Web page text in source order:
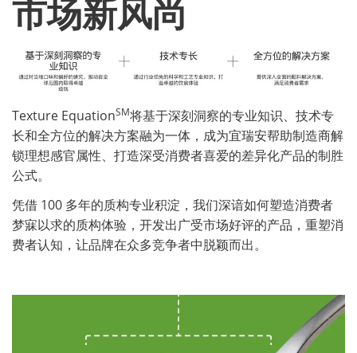
市场新风尚
Texture EquationSM将基于深刻洞察的专业知识、技术专
长和全方位的解决方案融为一体，成为宜瑞安帮助制造商解
锁理想感官属性、打造深受消费者喜爱的差异化产品的制胜
公式。
凭借 100 多年的质构专业积淀，我们深谙如何塑造消费者
梦寐以求的质构体验，开发出广受市场好评的产品，重塑消
费者认知，让品牌在众多竞争者中脱颖而出。